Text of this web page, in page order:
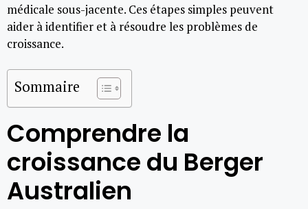
médicale sous-jacente. Ces étapes simples peuvent
aider à identifier et à résoudre les problèmes de
croissance.
Sommaire
Comprendre la
croissance du Berger
Australien